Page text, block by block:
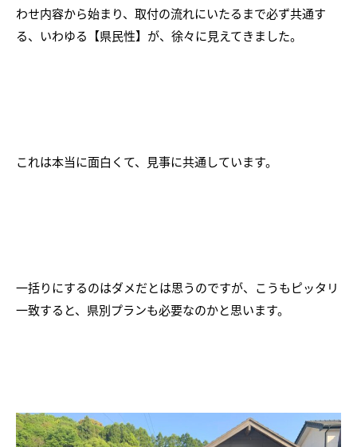
わせ内容から始まり、取付の流れにいたるまで必ず共通す
る、いわゆる【県民性】が、徐々に見えてきました。
これは本当に面白くて、見事に共通しています。
一括りにするのはダメだとは思うのですが、こうもピッタリ
一致すると、県別プランも必要なのかと思います。